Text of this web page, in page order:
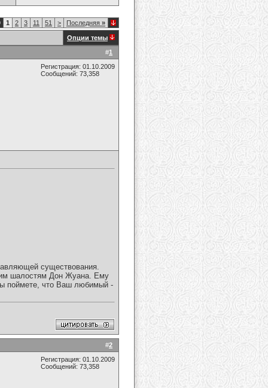
1 2 3 11 51 > Последняя »
Опции темы
#1
Регистрация: 01.10.2009
Сообщений: 73,358
существования.
шалостям Дон Жуана. Ему
поймете, что Ваш любимый -
#2
Регистрация: 01.10.2009
Сообщений: 73,358